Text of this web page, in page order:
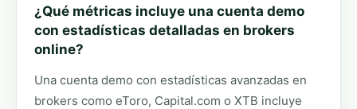
¿Qué métricas incluye una cuenta demo
con estadísticas detalladas en brokers
online?
Una cuenta demo con estadísticas avanzadas en
brokers como eToro, Capital.com o XTB incluye